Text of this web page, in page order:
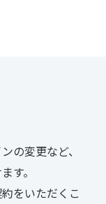
の変更など、
す。
をいただくこ